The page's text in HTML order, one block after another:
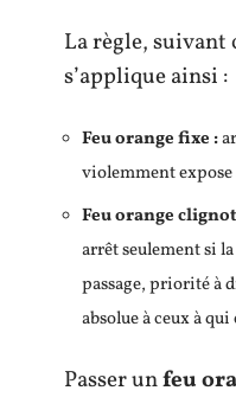
La règle,
s’applique ainsi :
Feu orange fixe :
violemment expose
Feu orange
arrêt seulement si
passage, priorité à
absolue à ceux à
Passer unfeu